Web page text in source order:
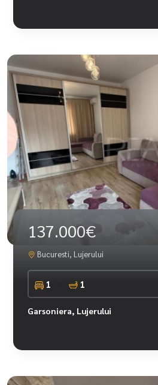
137.000€
Bucuresti, Lujerului
1 1
Garsoniera, Lujerului